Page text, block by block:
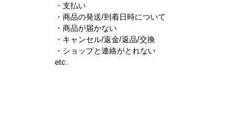
・支払い
・商品の発送/到着日時について
・商品が届かない
・キャンセル/返金/返品/交換
・ショップと連絡がとれない
etc.